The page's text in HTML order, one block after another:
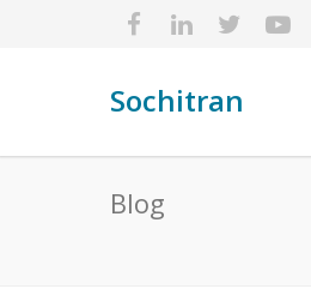
Sochitran
Blog